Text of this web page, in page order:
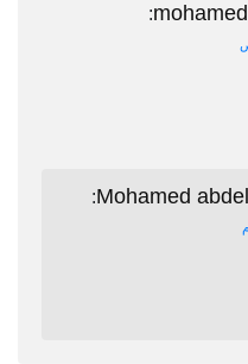
:
Mohamed
: